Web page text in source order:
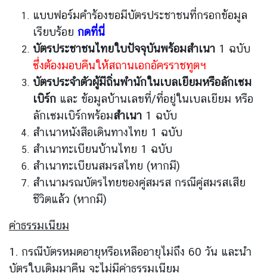
ก
ศ
ก
ร
ง
ยุ
ร
ป
เ
พื่
ไ
ย
แบบฟอร์มคำร้องขอมีบัตรประชาชนที่กรอกข้อมูล
เรียบร้อย กดที่นี่
บัตรประชาชนไทยใบปัจจุบันพร้อมสำเนา 1 ฉบับ
ซึ่งต้องมอบคืนให้สถานเอกอัครราชทูตฯ
บัตรประจำตัวผู้มีถิ่นพำนักในเบลเยียมหรือลักเซม
เบิร์ก และ ข้อมูลบ้านเลขที่/ที่อยู่ในเบลเยียม หรือ
ลักเซมเบิร์กพร้อมสำเนา 1 ฉบับ
สำเนาหนังสือเดินทางไทย 1 ฉบับ
สำเนาทะเบียนบ้านไทย 1 ฉบับ
สำเนาทะเบียนสมรสไทย (หากมี)
สำเนามรณบัตรไทยของคู่สมรส กรณีคู่สมรสเสีย
ชีวิตแล้ว (หากมี)
ค่าธรรมเนียม
1. กรณีบัตรหมดอายุหรือเหลืออายุไม่ถึง 60 วัน และนำ
บัตรใบเดิมมาคืน จะไม่มีค่าธรรมเนียม